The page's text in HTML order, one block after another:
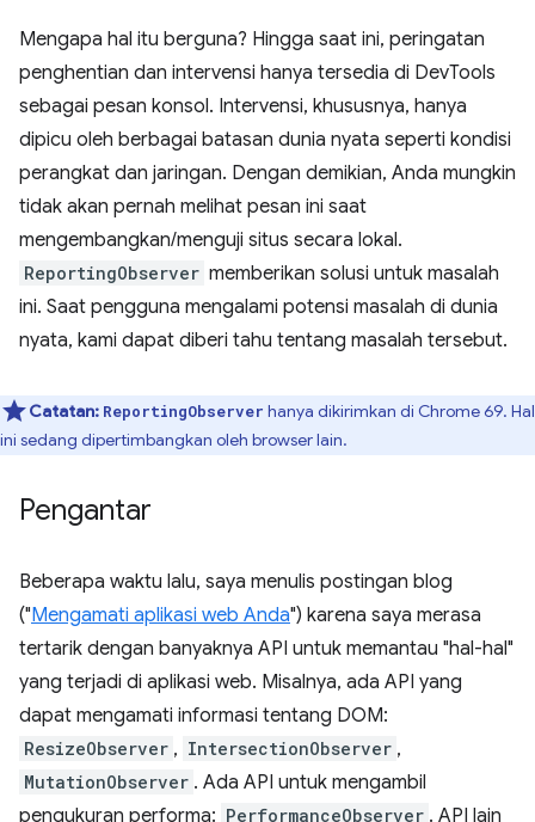
Mengapa hal itu berguna? Hingga saat ini, peringatan
penghentian dan intervensi hanya tersedia di DevTools
sebagai pesan konsol. Intervensi, khususnya, hanya
dipicu oleh berbagai batasan dunia nyata seperti kondisi
perangkat dan jaringan. Dengan demikian, Anda mungkin
tidak akan pernah melihat pesan ini saat
mengembangkan/menguji situs secara lokal.
ReportingObserver memberikan solusi untuk masalah
ini. Saat pengguna mengalami potensi masalah di dunia
nyata, kami dapat diberi tahu tentang masalah tersebut.
Catatan: ReportingObserver hanya dikirimkan di Chrome 69. Hal
ini sedang dipertimbangkan oleh browser lain.
Pengantar
Beberapa waktu lalu, saya menulis postingan blog
("Mengamati aplikasi web Anda") karena saya merasa
tertarik dengan banyaknya API untuk memantau "hal-hal"
yang terjadi di aplikasi web. Misalnya, ada API yang
dapat mengamati informasi tentang DOM:
ResizeObserver , IntersectionObserver ,
MutationObserver . Ada API untuk mengambil
pengukuran performa: PerformanceObserver . API lain